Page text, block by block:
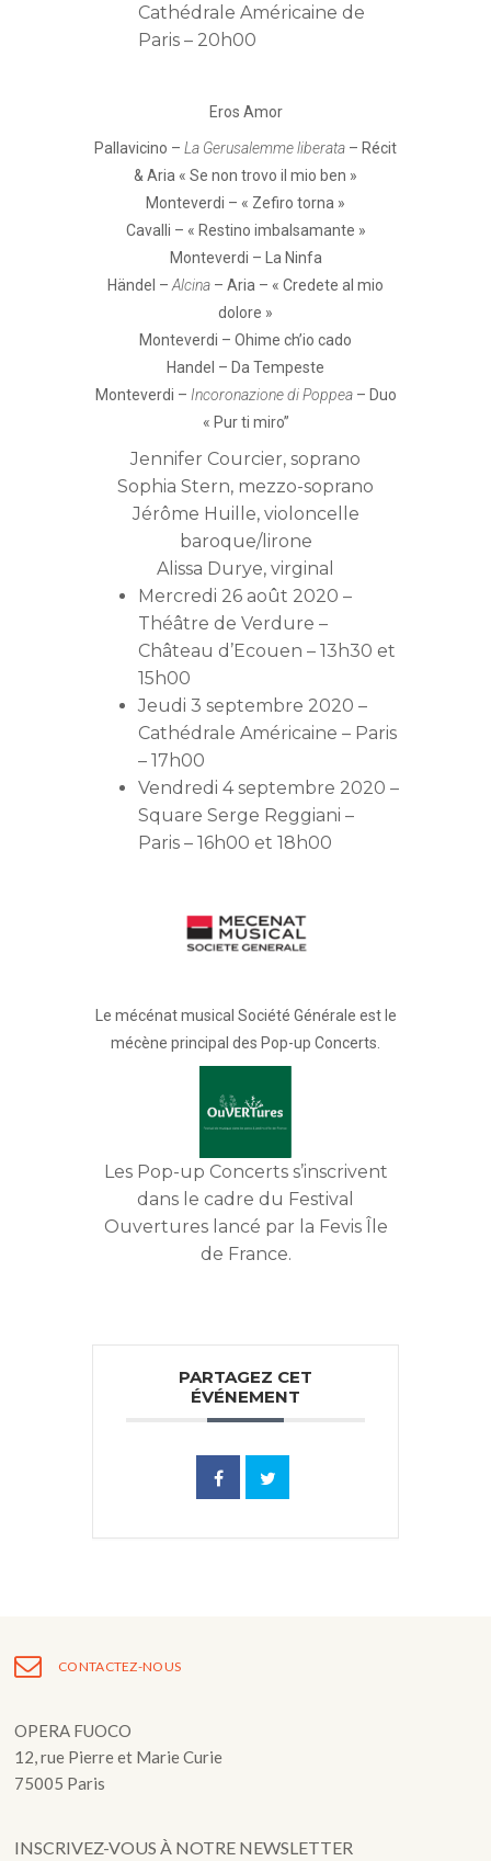
Cathédrale Américaine de
Paris – 20h00
Eros Amor
Pallavicino – La Gerusalemme liberata – Récit
& Aria « Se non trovo il mio ben »
Monteverdi – « Zefiro torna »
Cavalli – « Restino imbalsamante »
Monteverdi – La Ninfa
Händel – Alcina – Aria – « Credete al mio
dolore »
Monteverdi – Ohime ch’io cado
Handel – Da Tempeste
Monteverdi – Incoronazione di Poppea– Duo
« Pur ti miro”
Jennifer Courcier, soprano
Sophia Stern, mezzo-soprano
Jérôme Huille, violoncelle
baroque/lirone
Alissa Durye, virginal
Mercredi 26 août 2020 –
Théâtre de Verdure –
Château d’Ecouen – 13h30 et
15h00
Jeudi 3 septembre 2020 –
Cathédrale Américaine – Paris
– 17h00
Vendredi 4 septembre 2020 –
Square Serge Reggiani –
Paris – 16h00 et 18h00
Le mécénat musical Société Générale est le
mécène principal des Pop-up Concerts.
Les Pop-up Concerts s’inscrivent
dans le cadre du Festival
Ouvertures lancé par la Fevis Île
de France.
PARTAGEZ CET
ÉVÉNEMENT
CONTACTEZ-NOUS
OPERA FUOCO
12, rue Pierre et Marie Curie
75005 Paris
INSCRIVEZ-VOUS À NOTRE NEWSLETTER